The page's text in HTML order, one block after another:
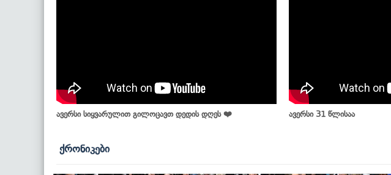
ავერსი სიყვარულით გილოცავთ დედის დღეს ❤️ ავერსი 31 წლისაა
ქრონიკები